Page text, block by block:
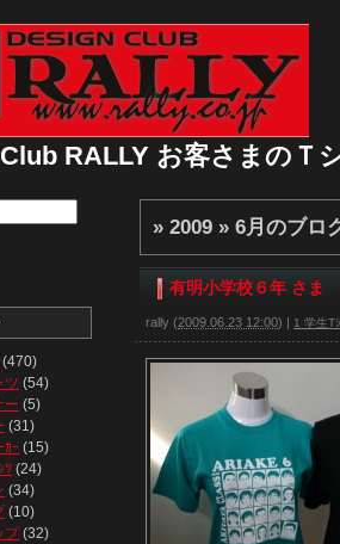
RALLY お客さまのＴ
» 2009 » 6月 のブロ
有明小学校６年 さま
rally (2009.06.23 12:00) | 1 学生T
(470)
ツ (54)
ー (5)
(31)
ｶｰ (15)
ﾂ (24)
(34)
(10)
プ(32)